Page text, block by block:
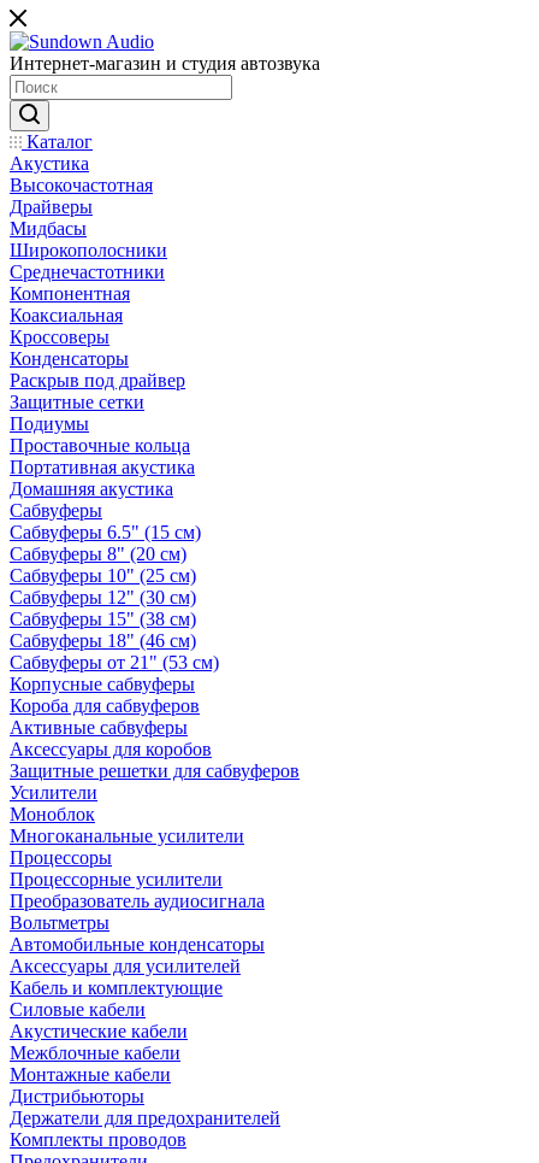
Интернет-магазин и студия автозвука
Каталог
Акустика
Высокочастотная
Драйверы
Мидбасы
Широкополосники
Среднечастотники
Компонентная
Коаксиальная
Кроссоверы
Конденсаторы
Раскрыв под драйвер
Защитные сетки
Подиумы
Проставочные кольца
Портативная акустика
Домашняя акустика
Сабвуферы
Сабвуферы 6.5" (15 см)
Сабвуферы 8" (20 см)
Сабвуферы 10" (25 см)
Сабвуферы 12" (30 см)
Сабвуферы 15" (38 см)
Сабвуферы 18" (46 см)
Сабвуферы от 21" (53 см)
Корпусные сабвуферы
Короба для сабвуферов
Активные сабвуферы
Аксессуары для коробов
Защитные решетки для сабвуферов
Усилители
Моноблок
Многоканальные усилители
Процессоры
Процессорные усилители
Преобразователь аудиосигнала
Вольтметры
Автомобильные конденсаторы
Аксессуары для усилителей
Кабель и комплектующие
Силовые кабели
Акустические кабели
Межблочные кабели
Монтажные кабели
Дистрибьюторы
Держатели для предохранителей
Комплекты проводов